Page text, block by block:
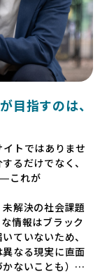
指すのは、
トではありませ
るだけでなく、
これが
解決の社会課題
情報はブラック
ていないため、
なる現実に直面
ないことも）。